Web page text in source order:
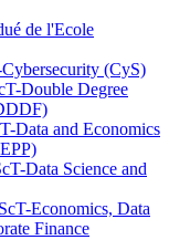
de l'Ecole
(CyS)
Double Degree
Data and Economics
Data Science and
Economics, Data
Finance